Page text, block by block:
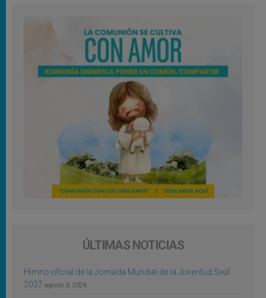
ÚLTIMAS NOTICIAS
Himno oficial de la Jornada Mundial de la Juventud Seúl
2027 agosto 3, 2026